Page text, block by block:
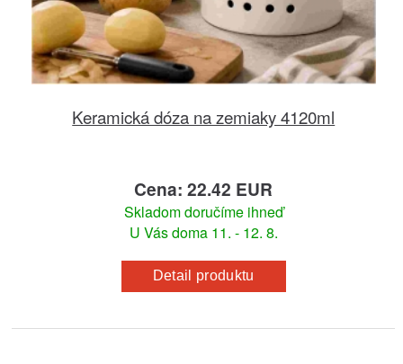
Keramická dóza na zemiaky 4120ml
Cena: 22.42 EUR
Skladom doručíme ihneď
U Vás doma 11. - 12. 8.
Detail produktu